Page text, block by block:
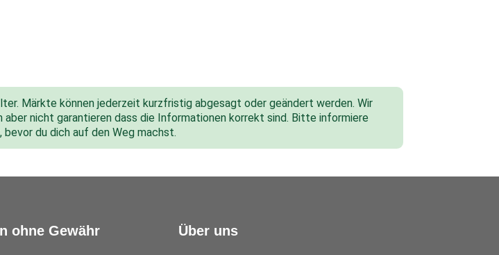
Märkte können jederzeit kurzfristig abgesagt oder geändert werden. Wir
nicht garantieren dass die Informationen korrekt sind. Bitte informiere
du dich auf den Weg machst.
ohne Gewähr Über uns